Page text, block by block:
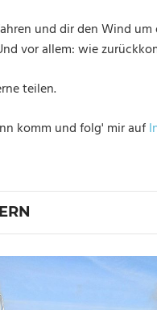
und dir den Wind um
vor allem: wie
teilen.
komm und folg' mir auf